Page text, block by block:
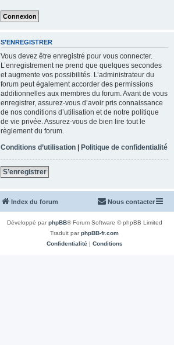
S’ENREGISTRER
Vous devez être enregistré pour vous connecter.
L’enregistrement ne prend que quelques secondes
et augmente vos possibilités. L’administrateur du
forum peut également accorder des permissions
additionnelles aux membres du forum. Avant de vous
enregistrer, assurez-vous d’avoir pris connaissance
de nos conditions d’utilisation et de notre politique
de vie privée. Assurez-vous de bien lire tout le
règlement du forum.
Conditions d’utilisation | Politique de confidentialité
S’enregistrer
Index du forum Nous contacter
Développé parphpBB® Forum Software © phpBB Limited
Traduit parphpBB-fr.com
Confidentialité| Conditions